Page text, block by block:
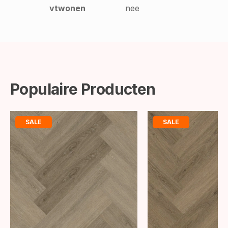
vtwonen nee
Populaire Producten
SALE SALE